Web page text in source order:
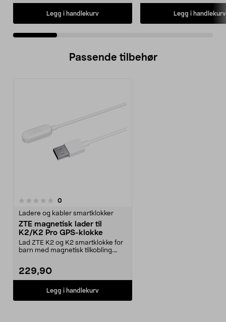
Legg i handlekurv Legg i handlekurv
Passende tilbehør
0anmeldelser
Ladere og kabler smartklokker
ZTE magnetisk lader til
K2/K2 Pro GPS-klokke
Lad ZTE K2 og K2 smartklokke for
barn med magnetisk tilkobling.
229,90
Legg i handlekurv